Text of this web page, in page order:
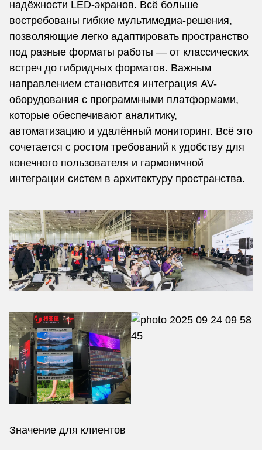
надёжности LED-экранов. Всё больше
востребованы гибкие мультимедиа-решения,
позволяющие легко адаптировать пространство
под разные форматы работы — от классических
встреч до гибридных форматов. Важным
направлением становится интеграция AV-
оборудования с программными платформами,
которые обеспечивают аналитику,
автоматизацию и удалённый мониторинг. Всё это
сочетается с ростом требований к удобству для
конечного пользователя и гармоничной
интеграции систем в архитектуру пространства.
Значение для клиентов